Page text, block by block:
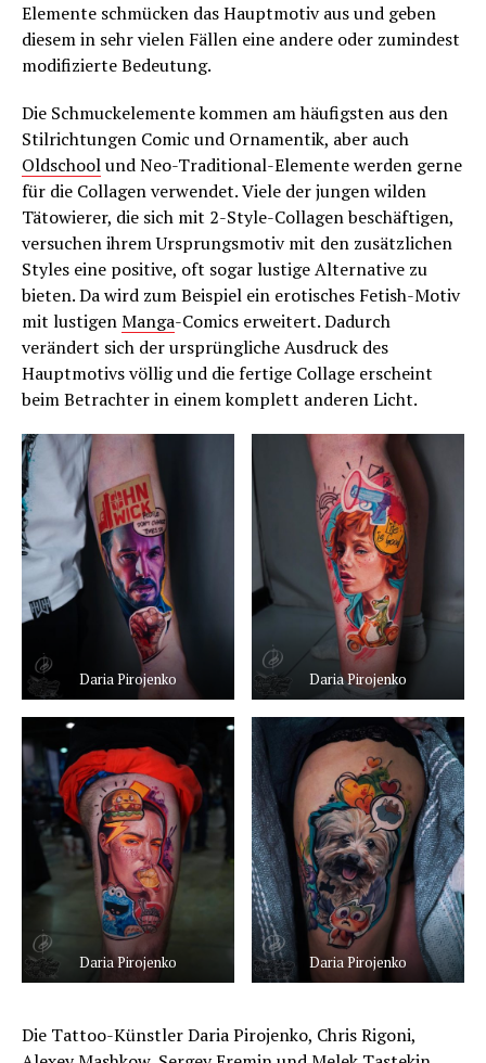
Elemente schmücken das Hauptmotiv aus und geben
diesem in sehr vielen Fällen eine andere oder zumindest
modifizierte Bedeutung.
Die Schmuckelemente kommen am häufigsten aus den
Stilrichtungen Comic und Ornamentik, aber auch
Oldschoolund Neo-Traditional-Elemente werden gerne
für die Collagen verwendet. Viele der jungen wilden
Tätowierer, die sich mit 2-Style-Collagen beschäftigen,
versuchen ihrem Ursprungsmotiv mit den zusätzlichen
Styles eine positive, oft sogar lustige Alternative zu
bieten. Da wird zum Beispiel ein erotisches Fetish-Motiv
mit lustigenManga-Comics erweitert. Dadurch
verändert sich der ursprüngliche Ausdruck des
Hauptmotivs völlig und die fertige Collage erscheint
beim Betrachter in einem komplett anderen Licht.
Daria Pirojenko Daria Pirojenko
Daria Pirojenko Daria Pirojenko
Die Tattoo-Künstler Daria Pirojenko, Chris Rigoni,